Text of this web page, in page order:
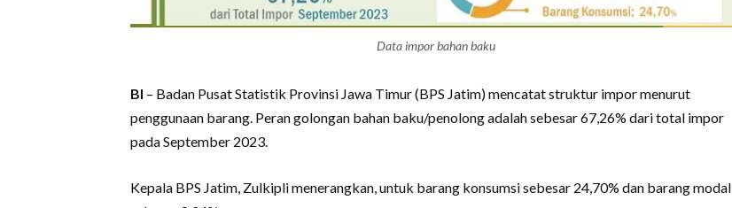
Data impor bahan baku
BI – Badan Pusat Statistik Provinsi Jawa Timur (BPS Jatim) mencatat struktur impor menurut
penggunaan barang. Peran golongan bahan baku/penolong adalah sebesar 67,26% dari total impor
pada September 2023.
Kepala BPS Jatim, Zulkipli menerangkan, untuk barang konsumsi sebesar 24,70% dan barang modal